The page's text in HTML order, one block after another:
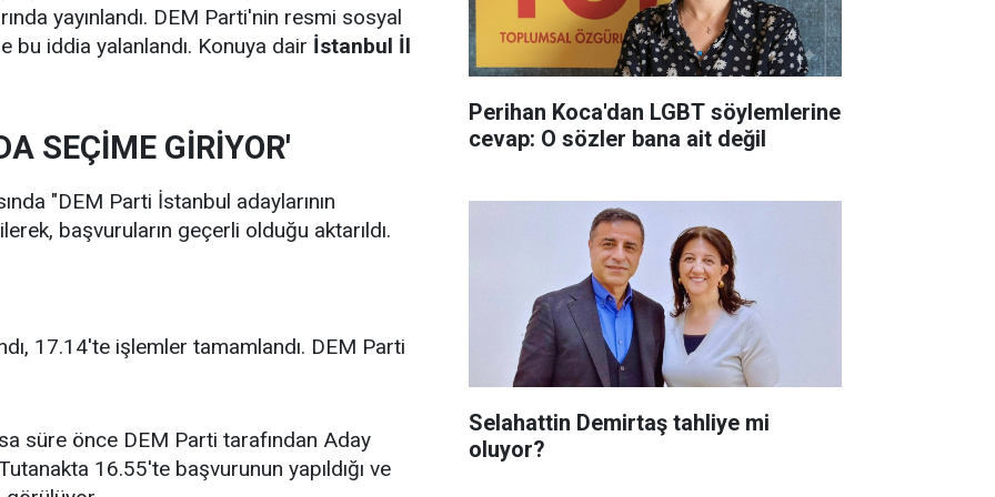
yayınlandı. DEM Parti'nin resmi sosyal
bu iddia yalanlandı. Konuya dair İstanbul İl
SEÇİME GİRİYOR'
"DEM Parti İstanbul adaylarının
başvuruların geçerli olduğu aktarıldı.
17.14'te işlemler tamamlandı. DEM Parti
süre önce DEM Parti tarafından Aday
16.55'te başvurunun yapıldığı ve
Perihan Koca'dan LGBT söylemlerine
cevap: O sözler bana ait değil
Selahattin Demirtaş tahliye mi
oluyor?